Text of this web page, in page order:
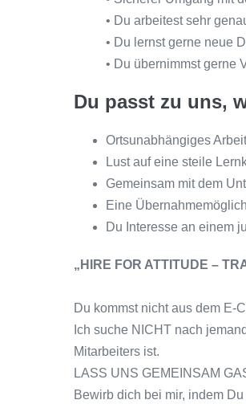
• Du arbeitest sehr
• Du lernst gerne neue
• Du übernimmst gerne
Du passt zu uns,
Ortsunabhängiges
Lust auf eine steile
Gemeinsam mit dem
Eine
Du Interesse an einem
„HIRE FOR ATTITUDE –
Du kommst nicht aus dem E-
Ich suche NICHT nach
Mitarbeiters ist.
LASS UNS GEMEINSAM
Bewirb dich bei mir, indem